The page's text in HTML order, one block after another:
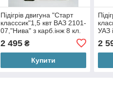
Підігрів двигуна "Старт
класссик"1,5 квт ВАЗ 2101-
07,"Нива" з карб.інж 8 кл.
15,"Пріора","Калина"
2 495₴
Купити
УАЗ
2